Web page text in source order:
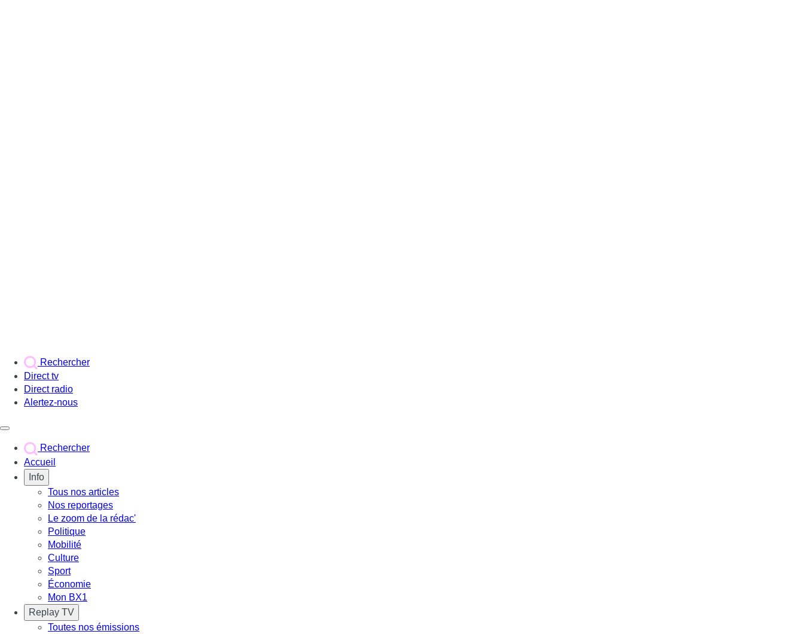
Rechercher
Direct tv
Direct radio
Alertez-nous
Rechercher
Accueil
Info
Tous nos articles
Nos reportages
Le zoom de la rédac'
Politique
Mobilité
Culture
Sport
Économie
Mon BX1
Replay TV
Toutes nos émissions